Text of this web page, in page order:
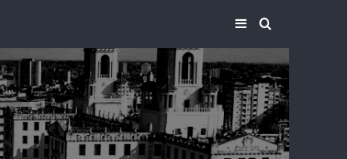
BARRA LATERAL
BUSCAR